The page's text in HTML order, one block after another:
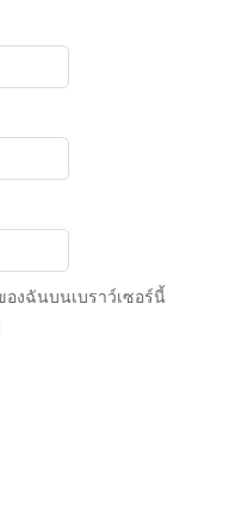
งฉันบนเบราว์เซอร์นี้